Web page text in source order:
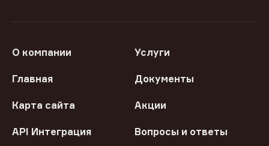
О компании Услуги
Главная Документы
Карта сайта Акции
API Интеграция Вопросы и ответы